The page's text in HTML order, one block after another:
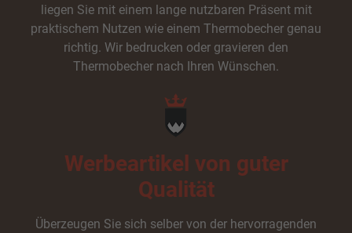
liegen Sie mit einem lange nutzbaren Präsent mit
praktischem Nutzen wie einem Thermobecher genau
richtig. Wir bedrucken oder gravieren den
Thermobecher nach Ihren Wünschen.
Werbeartikel von guter
Qualität
Überzeugen Sie sich selber von der hervorragenden